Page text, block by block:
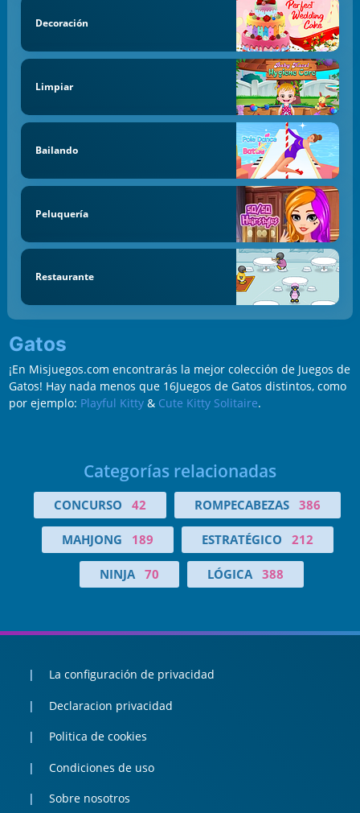
Decoración
Limpiar
Bailando
Peluquería
Restaurante
Gatos
¡En Misjuegos.com encontrarás la mejor colección de Juegos de
Gatos! Hay nada menos que 16Juegos de Gatos distintos, como
por ejemplo: Playful Kitty& Cute Kitty Solitaire.
Categorías relacionadas
CONCURSO 42 ROMPECABEZAS 386
MAHJONG 189 ESTRATÉGICO 212
NINJA 70 LÓGICA 388
La configuración de privacidad
Declaracion privacidad
Politica de cookies
Condiciones de uso
Sobre nosotros